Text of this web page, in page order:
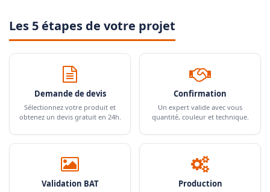
Les 5 étapes de votre projet
Demande de devis
Sélectionnez votre produit et
obtenez un devis gratuit en 24h.
Confirmation
Un expert valide avec vous
quantité, couleur et technique.
Validation BAT Production